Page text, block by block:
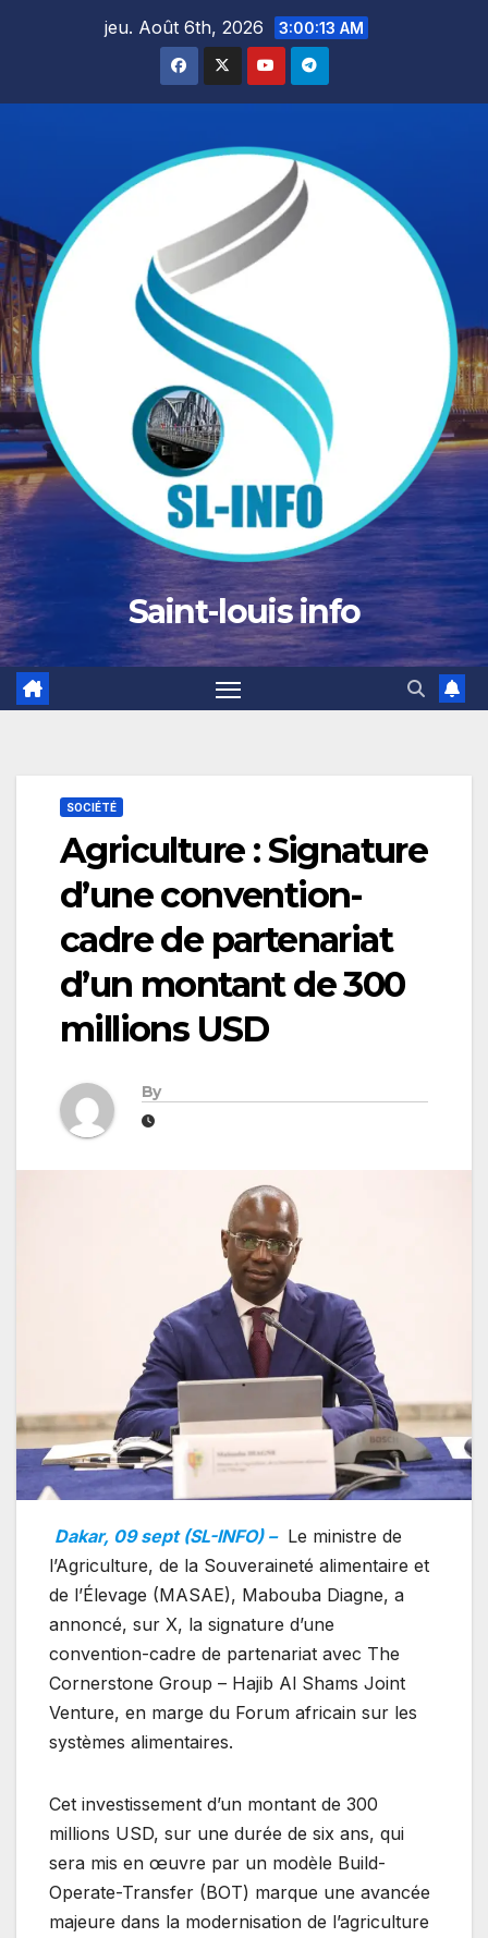
jeu. Août 6th, 2026 3:00:14 AM
Saint-louis info
SOCIÉTÉ
Agriculture : Signature
d’une convention-
cadre de partenariat
d’un montant de 300
millions USD
By
Dakar, 09 sept (SL-INFO) – Le ministre de
l’Agriculture, de la Souveraineté alimentaire et
de l’Élevage (MASAE), Mabouba Diagne, a
annoncé, sur X, la signature d’une
convention-cadre de partenariat avec The
Cornerstone Group – Hajib Al Shams Joint
Venture, en marge du Forum africain sur les
systèmes alimentaires.
Cet investissement d’un montant de 300
millions USD, sur une durée de six ans, qui
sera mis en œuvre par un modèle Build-
Operate-Transfer (BOT) marque une avancée
majeure dans la modernisation de l’agriculture